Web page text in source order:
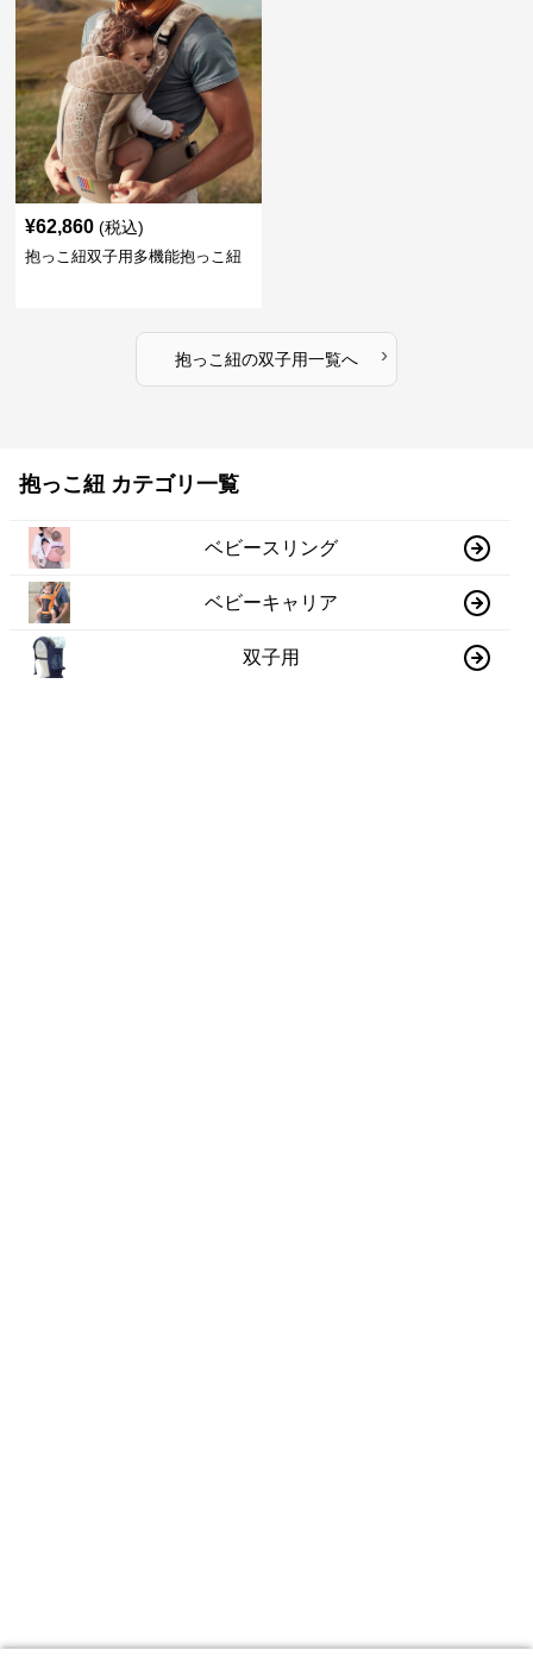
¥62,860 (税込)
抱っこ紐双子用多機能抱っこ紐
抱っこ紐の双子用一覧へ ›
抱っこ紐 カテゴリ一覧
ベビースリング
ベビーキャリア
双子用